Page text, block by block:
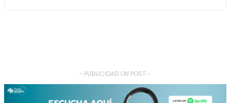
- PUBLICIDAD ON POST -